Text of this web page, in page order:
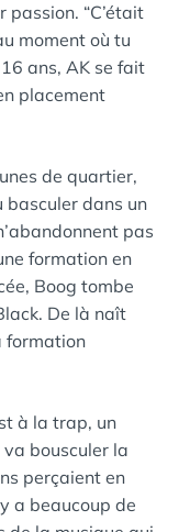
“C’était
moment où tu
ans, AK se fait
placement
de quartier,
basculer dans un
pas
formation en
Boog tombe
De là naît
formation
à la trap, un
bousculer la
perçaient en
a beaucoup de